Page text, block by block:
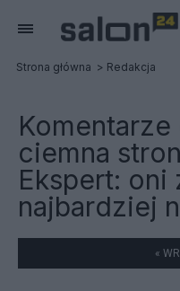
Strona główna Redakcja
ciemna
Ekspert: oni
najbardziej
«